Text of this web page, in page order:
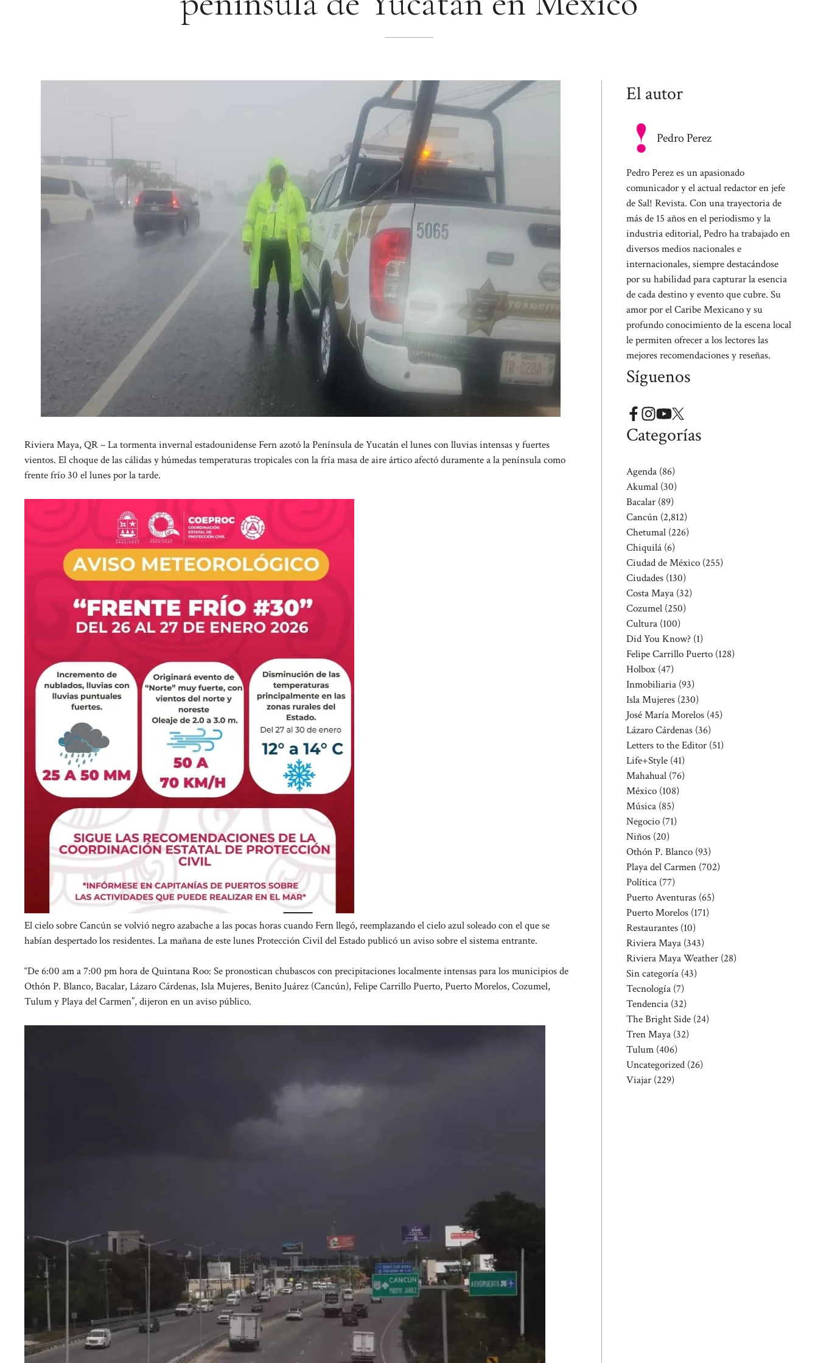
Riviera Maya, QR – La tormenta invernal estadounidense Fern azotó la Península de Yucatán el lunes con lluvias intensas y fuertes
vientos. El choque de las cálidas y húmedas temperaturas tropicales con la fría masa de aire ártico afectó duramente a la península como
frente frío 30 el lunes por la tarde.
El cielo sobre Cancún se volvió negro azabache a las pocas horas cuando Fern llegó, reemplazando el cielo azul soleado con el que se
habían despertado los residentes. La mañana de este lunes Protección Civil del Estado publicó un aviso sobre el sistema entrante.
“De 6:00 am a 7:00 pm hora de Quintana Roo: Se pronostican chubascos con precipitaciones localmente intensas para los municipios de
Othón P. Blanco, Bacalar, Lázaro Cárdenas, Isla Mujeres, Benito Juárez (Cancún), Felipe Carrillo Puerto, Puerto Morelos, Cozumel,
Tulum y Playa del Carmen”, dijeron en un aviso público.
El autor
Pedro Perez
Pedro Perez es un apasionado
comunicador y el actual redactor en jefe
de Sal! Revista. Con una trayectoria de
más de 15 años en el periodismo y la
industria editorial, Pedro ha trabajado en
diversos medios nacionales e
internacionales, siempre destacándose
por su habilidad para capturar la esencia
de cada destino y evento que cubre. Su
amor por el Caribe Mexicano y su
profundo conocimiento de la escena local
le permiten ofrecer a los lectores las
mejores recomendaciones y reseñas.
Síguenos
Categorías
Agenda (86)
Akumal (30)
Bacalar (89)
Cancún (2,812)
Chetumal (226)
Chiquilá (6)
Ciudad de México (255)
Ciudades (130)
Costa Maya (32)
Cozumel (250)
Cultura (100)
Did You Know? (1)
Felipe Carrillo Puerto (128)
Holbox (47)
Inmobiliaria (93)
Isla Mujeres (230)
José María Morelos (45)
Lázaro Cárdenas (36)
Letters to the Editor (51)
Life+Style (41)
Mahahual (76)
México (108)
Música (85)
Negocio (71)
Niños (20)
Othón P. Blanco (93)
Playa del Carmen (702)
Política (77)
Puerto Aventuras (65)
Puerto Morelos (171)
Restaurantes (10)
Riviera Maya (343)
Riviera Maya Weather (28)
Sin categoría (43)
Tecnología (7)
Tendencia (32)
The Bright Side (24)
Tren Maya (32)
Tulum (406)
Uncategorized (26)
Viajar (229)